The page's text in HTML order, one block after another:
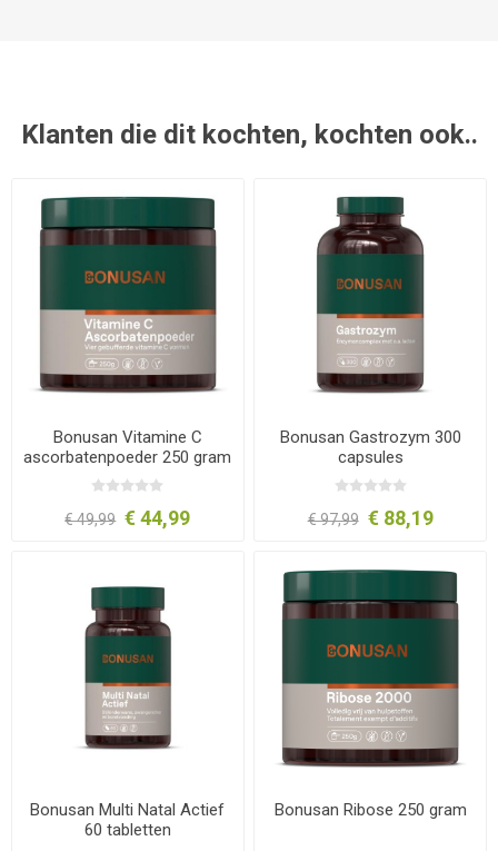
Klanten die dit kochten, kochten ook..
Bonusan Vitamine C
ascorbatenpoeder 250 gram
€ 49,99 € 44,99
Bonusan Gastrozym 300
capsules
€ 97,99 € 88,19
Bonusan Multi Natal Actief
60 tabletten
Bonusan Ribose 250 gram